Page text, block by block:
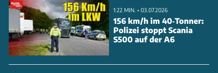
leichte Motor kommt ohne Wasserkühlung aus und
leistet 15 PS bei 3.700 U/min. Statt konventioneller
Ventile übernimmt eine rotierende Lochscheibe die
Ladungswechsel-Steuerung. Die innovative
Konstruktion vereint die Vorteile von Otto- und
1:22 MIN. • 03.07.2026
156 km/h im 40‑Tonner:
Polizei stoppt Scania
S500 auf der A6